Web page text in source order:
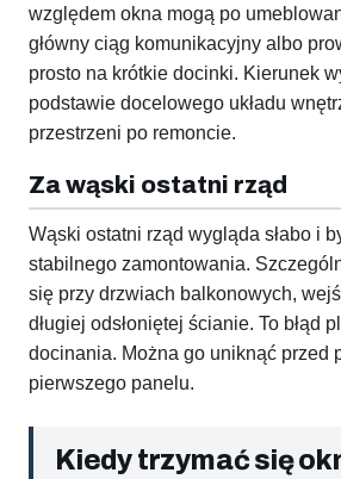
względem okna mogą po
główny ciąg komunikacyjny albo
prosto na krótkie docinki. Kierunek
podstawie docelowego układu
przestrzeni po remoncie.
Za wąski ostatni rząd
Wąski ostatni rząd wygląda słabo i
stabilnego zamontowania.
się przy drzwiach balkonowych,
długiej odsłoniętej ścianie. To błąd
docinania. Można go uniknąć przed
pierwszego panelu.
Kiedy trzymać się